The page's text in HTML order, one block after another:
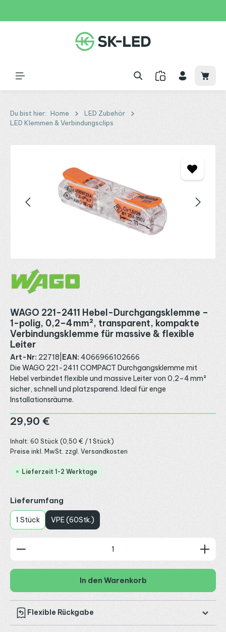
Du bist hier: Home
LED Zubehör
LED Klemmen & Verbindungsclips
WAGO 221-2411 Hebel-Durchgangsklemme –
1-polig, 0,2–4 mm², transparent, kompakte
Verbindungsklemme für massive & flexible
Leiter
Art-Nr: 22718 EAN: 4066966102666
Die WAGO 221-2411 COMPACT Durchgangsklemme mit
Hebel verbindet flexible und massive Leiter von 0,2–4 mm²
sicher, schnell und platzsparend. Ideal für enge
Installationsräume.
Regulärer Preis:
29,90 €
Inhalt: 60 Stück (0,50 € / 1 Stück)
Preise inkl. MwSt. zzgl. Versandkosten
Lieferzeit 1-2 Werktage
Lieferumfang
1 Stück VPE (60Stk.)
Produkt Anzahl: Gib den gewünschten Wert ein
In den Warenkorb
Flexible Rückgabe